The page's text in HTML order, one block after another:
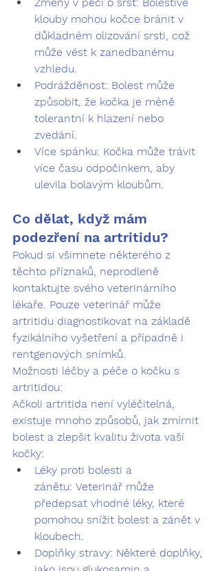
klouby mohou kočce bránit v
důkladném olizování srsti, což
může vést k zanedbanému
vzhledu.
Podrážděnost: Bolest může
způsobit, že kočka je méně
tolerantní k hlazení nebo
zvedání.
Více spánku: Kočka může trávit
více času odpočinkem, aby
ulevila bolavým kloubům.
Co dělat, když mám
podezření na artritidu?
Pokud si všimnete některého z
těchto příznaků, neprodleně
kontaktujte svého veterinárního
lékaře. Pouze veterinář může
artritidu diagnostikovat na základě
fyzikálního vyšetření a případně i
rentgenových snímků.
Možnosti léčby a péče o kočku s
artritidou:
Ačkoli artritida není vyléčitelná,
existuje mnoho způsobů, jak zmírnit
bolest a zlepšit kvalitu života vaší
kočky:
Léky proti bolesti a
zánětu: Veterinář může
předepsat vhodné léky, které
pomohou snížit bolest a zánět v
kloubech.
Doplňky stravy: Některé doplňky,